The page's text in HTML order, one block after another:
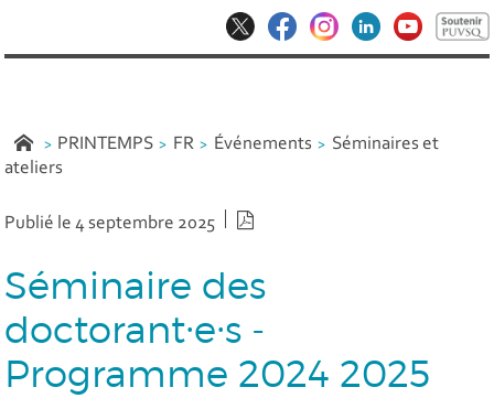
PRINTEMPS FR Événements
Séminaires et
ateliers
Publié le 4 septembre 2025
Séminaire des
doctorant∙e∙s -
Programme 2024 2025